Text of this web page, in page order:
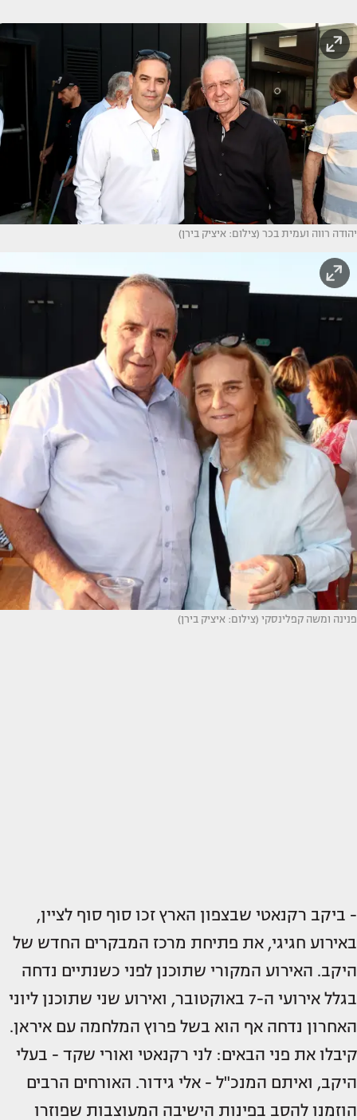
יהודה רווה ועמית בכר (צילום: איציק בירן)
פנינה ומשה קפלינסקי (צילום: איציק בירן)
- ביקב רקנאטי שבצפון הארץ זכו סוף סוף לציין,
באירוע חגיגי, את פתיחת מרכז המבקרים החדש של
היקב. האירוע המקורי שתוכנן לפני כשנתיים נדחה
בגלל אירועי ה-7 באוקטובר, ואירוע שני שתוכנן ליוני
האחרון נדחה אף הוא בשל פרוץ המלחמה עם איראן.
קיבלו את פני הבאים: לני רקנאטי ואורי שקד - בעלי
היקב, ואיתם המנכ"ל - אלי גידור. האורחים הרבים
הוזמנו להסב בפינות הישיבה המעוצבות שפוזרו